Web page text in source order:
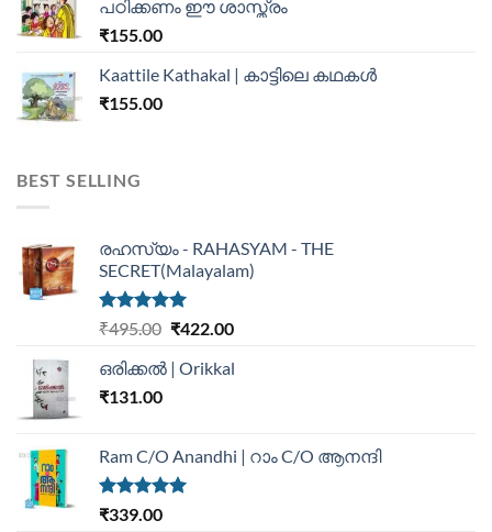
പഠിക്കണം ഈ ശാസ്ത്രം
₹155.00
Kaattile Kathakal | കാട്ടിലെ കഥകള്‍
₹155.00
BEST SELLING
രഹസ്യം - RAHASYAM - THE
SECRET(Malayalam)
Rated5.00
₹495.00 ₹422.00
ഒരിക്കൽ | Orikkal
₹131.00
Ram C/O Anandhi | റാം C/O ആനന്ദി
Rated5.00
₹339.00